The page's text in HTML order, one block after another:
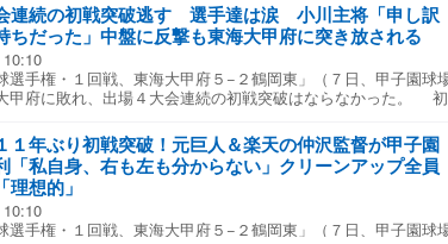
連続の初戦突破逃す 選手達は涙 小川主将「申し訳
ちだった」中盤に反撃も東海大甲府に突き放される
手権・１回戦、東海大甲府５−２鶴岡東」（７日、甲子園球場
甲府に敗れ、出場４大会連続の初戦突破はならなかった。
差に迫った。 だが投手陣が粘ることができず、突き放された
打で好機を作るも、東海大甲府のエース・村尾の前に得点するこ
。 鶴岡東は２０１９年の１０１回大会から出場３大会連続で
が、２０１６年以来となる初戦敗退となった。試合後、アルプス
えた選手たちは大粒の涙を流した。小川主将は「メンバー外の３
してくださる人に申し訳ないという気持ちだった」と明かした
１年ぶり初戦突破！元巨人＆楽天の仲沢監督が甲子園
「私自身、右も左も分からない」クリーンアップ全員
想的」
手権・１回戦、東海大甲府５−２鶴岡東」（７日、甲子園球場